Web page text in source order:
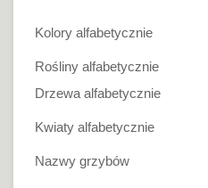
Kolory alfabetycznie
Rośliny alfabetycznie
Drzewa alfabetycznie
Kwiaty alfabetycznie
Nazwy grzybów